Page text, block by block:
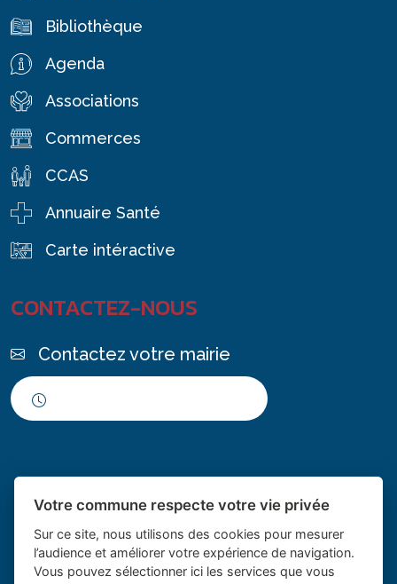
Bibliothèque
Agenda
Associations
Commerces
CCAS
Annuaire Santé
Carte intéractive
CONTACTEZ-NOUS
Contactez votre mairie
Votre commune respecte votre vie privée
Sur ce site, nous utilisons des cookies pour mesurer
l’audience et améliorer votre expérience de navigation.
Vous pouvez sélectionner ici les services que vous